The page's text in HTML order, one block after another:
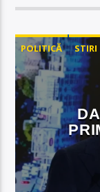
POLITICĂ STIRI